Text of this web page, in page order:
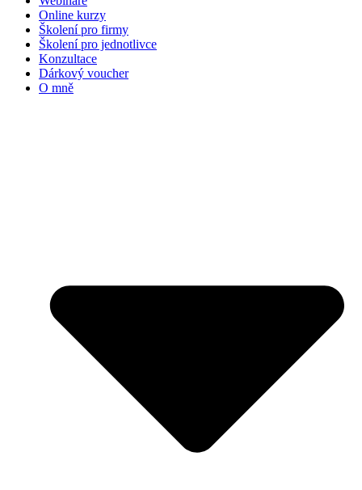
Online kurzy
Školení pro firmy
Školení pro jednotlivce
Konzultace
Dárkový voucher
O mně